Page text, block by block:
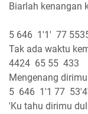
Biarlah kenangan
5 646 1'1' 77
Tak ada waktu
4424 65 55 433
Mengenang
5 646 1'1 77
'Ku tahu dirimu